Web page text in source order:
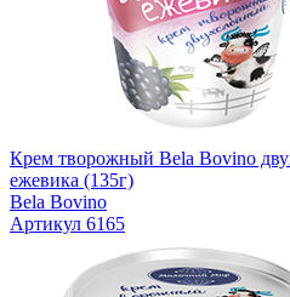
Крем творожный Bela Bovino
ежевика (135г)
Bela Bovino
Артикул 6165